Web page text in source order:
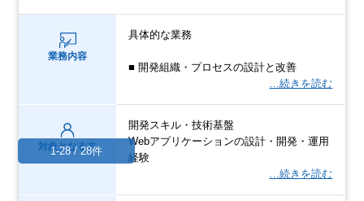
業務内容
具体的な業務
■ 開発組織・プロセスの設計と改善
…続きを読む
対象となる方
開発スキル・技術基盤
Webアプリケーションの設計・開発・運用
経験
…続きを読む
1-28 / 28件